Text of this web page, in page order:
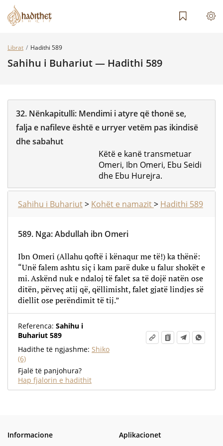
Librat Hadithi 589
Sahihu i Buhariut — Hadithi 589
32. Nënkapitulli: Mendimi i atyre që thonë se,
falja e nafileve është e urryer vetëm pas ikindisë
dhe sabahut
Këtë e kanë transmetuar
Omeri, Ibn Omeri, Ebu Seidi
dhe Ebu Hurejra.
Sahihu i Buhariut> Kohët e namazit> Hadithi 589
589. Nga:Abdullah ibn Omeri
Ibn Omeri (Allahu qoftë i kënaqur me të!) ka thënë:
“Unë falem ashtu siç i kam parë duke u falur shokët e
mi. Askënd nuk e ndaloj të falet sa të dojë natën ose
ditën, përveç atij që, qëllimisht, falet gjatë lindjes së
diellit ose perëndimit të tij.”
Referenca: Sahihu i
Buhariut 589
Hadithe të ngjashme: Shiko
(6)
Fjalë të panjohura?
Hap fjalorin e hadithit
Informacione Aplikacionet